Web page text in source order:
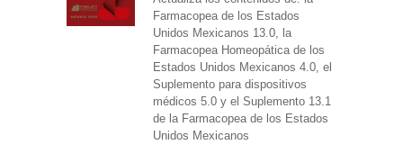
Farmacopea de los Estados
Unidos Mexicanos 13.0, la
Farmacopea Homeopática de los
Estados Unidos Mexicanos 4.0, el
Suplemento para dispositivos
médicos 5.0 y el Suplemento 13.1
de la Farmacopea de los Estados
Unidos Mexicanos